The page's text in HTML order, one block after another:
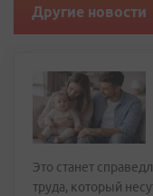
Другие новости
Это станет
труда, который